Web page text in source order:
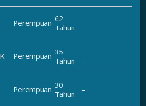
Perempuan 62
Tahun
–
Perempuan 35
Tahun
–
Perempuan 30
Tahun
–